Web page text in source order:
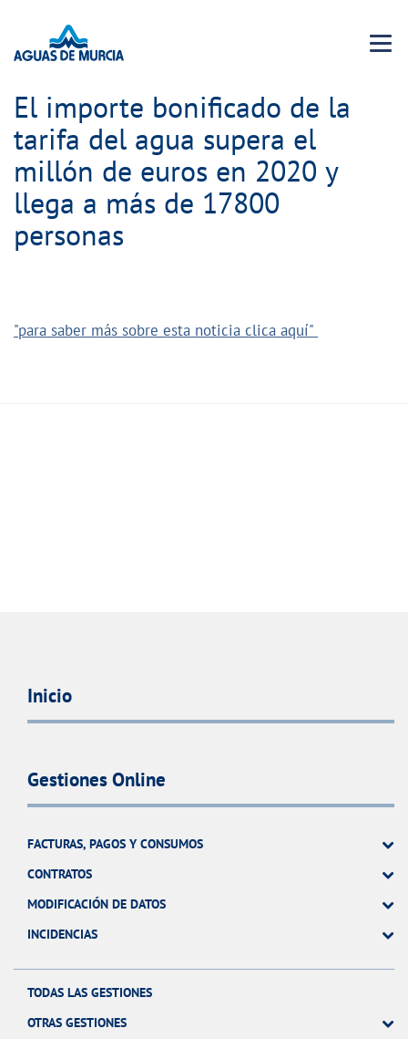
Menu
El importe bonificado de la
tarifa del agua supera el
millón de euros en 2020 y
llega a más de 17800
personas
"para saber más sobre esta noticia clica aquí"
Inicio
Gestiones Online
FACTURAS, PAGOS Y CONSUMOS
CONTRATOS
MODIFICACIÓN DE DATOS
INCIDENCIAS
TODAS LAS GESTIONES
OTRAS GESTIONES